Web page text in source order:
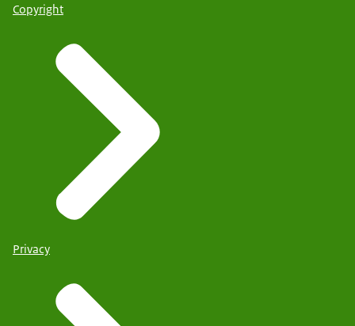
Copyright
Privacy